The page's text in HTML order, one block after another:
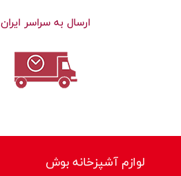
ارسال به سراسر ایران
لوازم آشپزخانه بوش